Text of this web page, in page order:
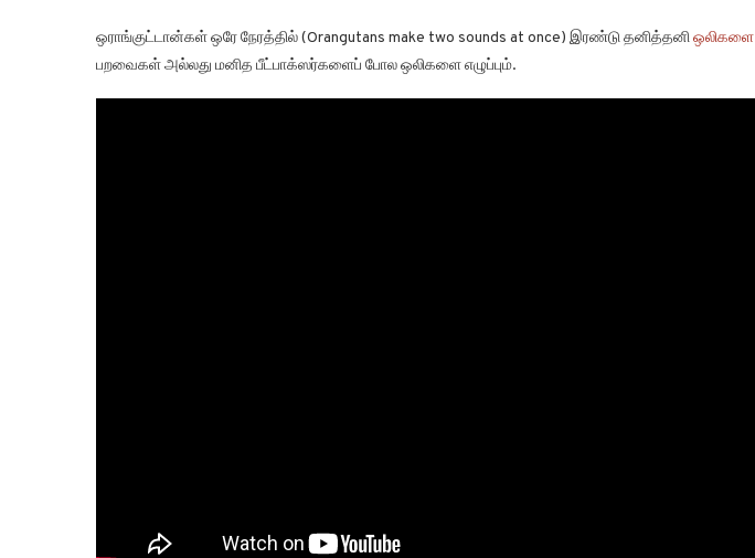
ஒராங்குட்டான்கள் ஒரே நேரத்தில் (Orangutans make two sounds at once) இரண்டு தனித்தனிஒலிகளை
பறவைகள் அல்லது மனித பீட்பாக்ஸர்களைப் போல ஒலிகளை எழுப்பும்.